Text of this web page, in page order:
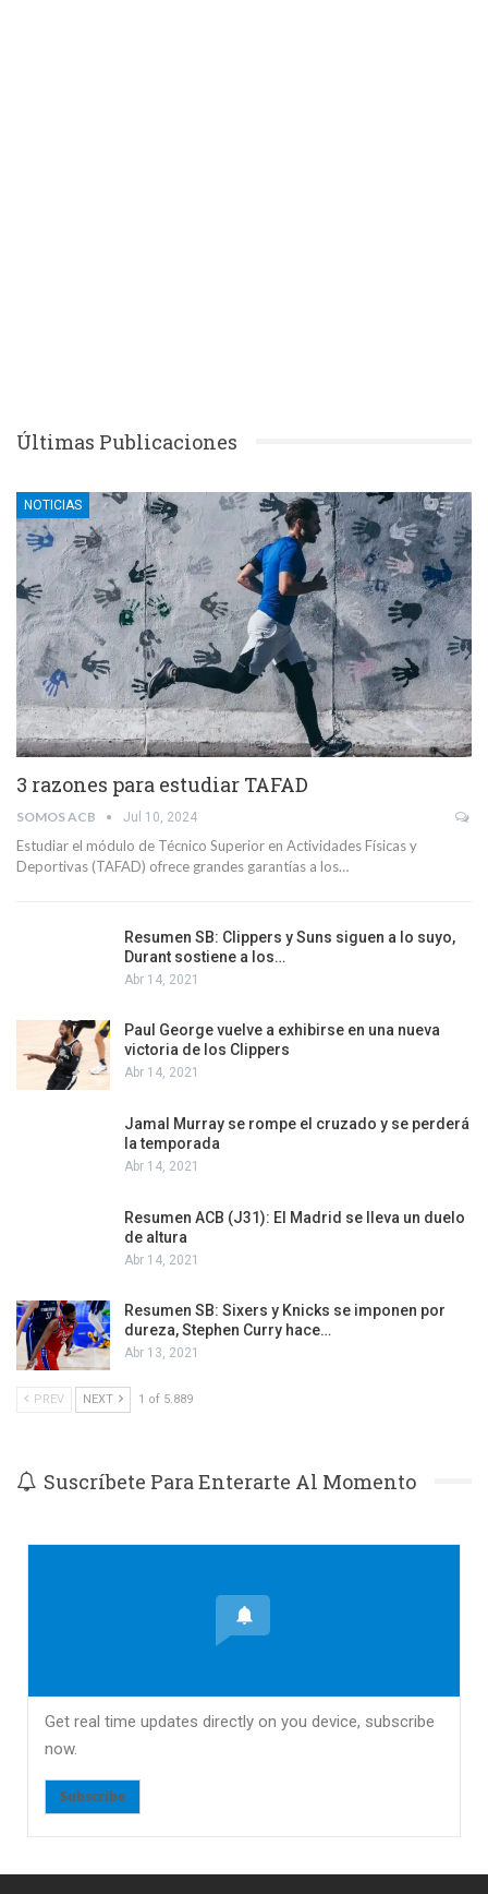
Últimas Publicaciones
NOTICIAS
3 razones para estudiar TAFAD
SOMOS ACB Jul 10, 2024
Estudiar el módulo de Técnico Superior en Actividades Físicas y
Deportivas (TAFAD) ofrece grandes garantías a los…
Resumen SB: Clippers y Suns siguen a lo suyo,
Durant sostiene a los…
Abr 14, 2021
Paul George vuelve a exhibirse en una nueva
victoria de los Clippers
Abr 14, 2021
Jamal Murray se rompe el cruzado y se perderá
la temporada
Abr 14, 2021
Resumen ACB (J31): El Madrid se lleva un duelo
de altura
Abr 14, 2021
Resumen SB: Sixers y Knicks se imponen por
dureza, Stephen Curry hace…
Abr 13, 2021
PREV NEXT 1 of 5.889
Suscríbete Para Enterarte Al Momento
Get real time updates directly on you device, subscribe
now.
Subscribe